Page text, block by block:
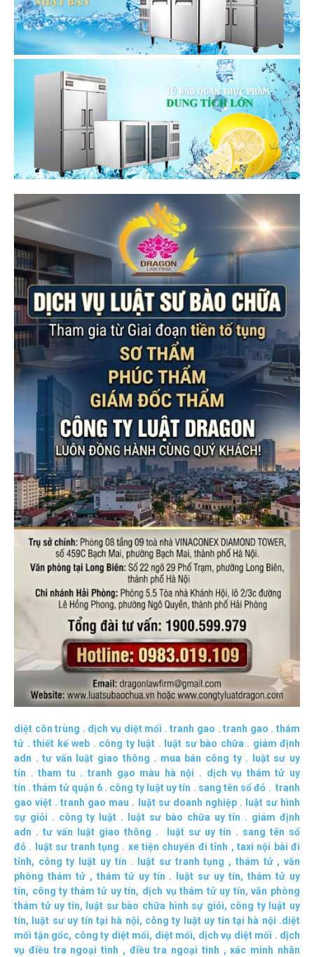
diệt côn trùng . dịch vụ diệt mối .tranh gao .tranh gao .thám
tử . thiết kế web . công ty luật . luật sư bào chữa . giám định
adn .tư vấn luật giao thông . mua bán công ty.
luật sư uy
tín .tham tu .tranh gạo màu hà nội . dịch vụ thám tử uy
tín .thám tử quận 6 . công ty luật uy tín . sang tên sổ đỏ .tranh
gao việt .tranh gao mau . luật sư doanh nghiệp.
luật sư hình
sự giỏi . công ty luật . luật sư bào chữa uy tín . giám định
adn . tư vấn luật giao thông . luật sư uy tín . sang tên sổ
đỏ . luật sư tranh tụng . xe tiện chuyến đi tỉnh , taxi nội bài đi
tỉnh, công ty luật uy tín . luật sư tranh tụng , thám tử,văn
phòng thám tử, thám tử uy tín . luật sư uy tín,thám tử uy
tín, công ty thám tử uy tín, dịch vụ thám tử uy tín,văn phòng
thám tử uy tín, luật sư bào chữa hình sự giỏi, công ty luật uy
tín, luật sư uy tín tại hà nội, công ty luật uy tín tại hà nội .diệt
mối tận gốc, công ty diệt mối, diệt mối, dịch vụ diệt mối . dịch
vụ điều tra ngoại tình , điều tra ngoại tình ,xác minh nhân